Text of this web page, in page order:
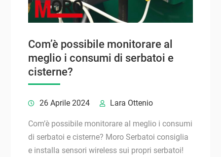
Com’è possibile monitorare al
meglio i consumi di serbatoi e
cisterne?
26 Aprile 2024 Lara Ottenio
Com’è possibile monitorare al meglio i consumi
di serbatoi e cisterne? Moro Serbatoi consiglia
e installa sensori wireless sui propri serbatoi!